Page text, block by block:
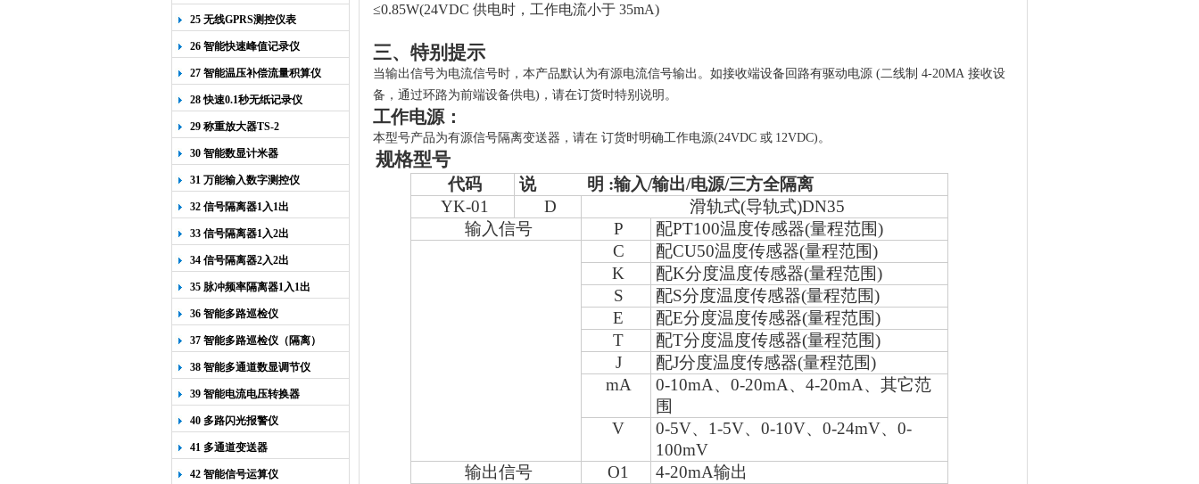
25 无线GPRS测控仪表
26 智能快速峰值记录仪
27 智能温压补偿流量积算仪
28 快速0.1秒无纸记录仪
29 称重放大器TS-2
30 智能数显计米器
31 万能输入数字测控仪
32 信号隔离器1入1出
33 信号隔离器1入2出
34 信号隔离器2入2出
35 脉冲频率隔离器1入1出
36 智能多路巡检仪
37 智能多路巡检仪（隔离）
38 智能多通道数显调节仪
39 智能电流电压转换器
40 多路闪光报警仪
41 多通道变送器
42 智能信号运算仪
≤0.85W(24VDC 供电时，工作电流小于 35mA)
三、特别提示
当输出信号为电流信号时，本产品默认为有源电流信号输出。如接收端设备回路有驱动电源 (二线制 4-20MA 接收设
备，通过环路为前端设备供电)，请在订货时特别说明。
工作电源：
本型号产品为有源信号隔离变送器，请在 订货时明确工作电源(24VDC 或 12VDC)。
规格型号
代码
说 明 :输入/输出/电源/三方全隔离
YK-01
D 滑轨式(导轨式)DN35
输入信号
P 配PT100温度传感器(量程范围)
C
配CU50温度传感器(量程范围)
K
配K分度温度传感器(量程范围)
S
配S分度温度传感器(量程范围)
E
配E分度温度传感器(量程范围)
T
配T分度温度传感器(量程范围)
J
配J分度温度传感器(量程范围)
mA
0-10mA、0-20mA、4-20mA、其它范
围
V
0-5V、 1-5V、0-10V、0-24mV、0-
100mV
输出信号
O1 4-20mA输出